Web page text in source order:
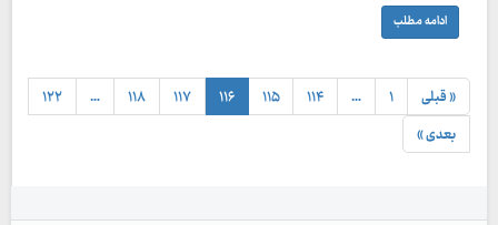
ادامه مطلب
« قبلی ۱ … ۱۱۴ ۱۱۵ ۱۱۶ ۱۱۷ ۱۱۸ …
۱۲۲
بعدی »